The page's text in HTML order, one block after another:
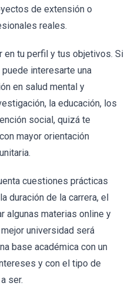
de extensión o
reales.
en tu perfil y tus objetivos. Si
interesarte una
en salud mental y
la educación, los
social, quizá te
mayor orientación
cuestiones prácticas
duración de la carrera, el
algunas materias online y
universidad será
base académica con un
y con el tipo de
ser.